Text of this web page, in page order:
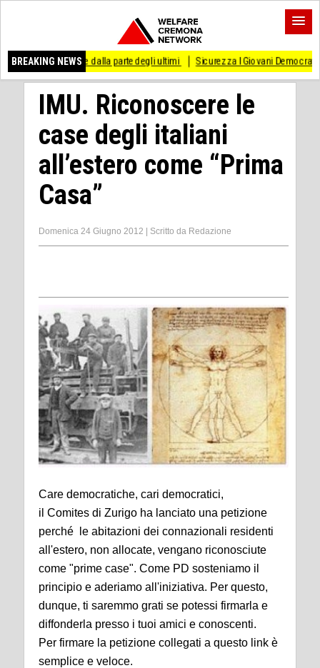
BREAKING NEWS
dalla parte degli ultimi Sicurezza I Giovani Democratici ribattono ai
IMU. Riconoscere le
case degli italiani
all’estero come “Prima
Casa”
Domenica 24 Giugno 2012 Scritto da Redazione
Care democratiche, cari democratici,
il Comites di Zurigo ha lanciato una petizione
perché le abitazioni dei connazionali residenti
all'estero, non allocate, vengano riconosciute
come "prime case". Come PD sosteniamo il
principio e aderiamo all'iniziativa. Per questo,
dunque, ti saremmo grati se potessi firmarla e
diffonderla presso i tuoi amici e conoscenti.
Per firmare la petizione collegati a questo link è
semplice e veloce.